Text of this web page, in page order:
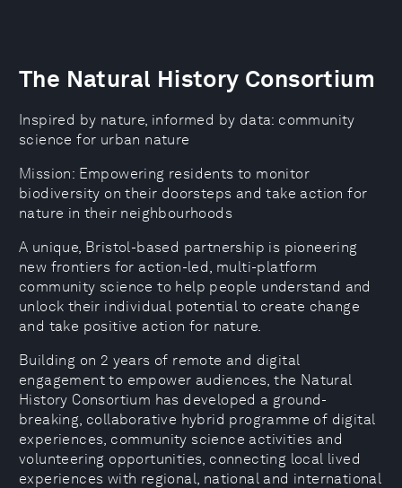
The Natural History Consortium
Inspired by nature, informed by data: community
science for urban nature
Mission: Empowering residents to monitor
biodiversity on their doorsteps and take action for
nature in their neighbourhoods
A unique, Bristol-based partnership is pioneering
new frontiers for action-led, multi-platform
community science to help people understand and
unlock their individual potential to create change
and take positive action for nature.
Building on 2 years of remote and digital
engagement to empower audiences, the Natural
History Consortium has developed a ground-
breaking, collaborative hybrid programme of digital
experiences, community science activities and
volunteering opportunities, connecting local lived
experiences with regional, national and international